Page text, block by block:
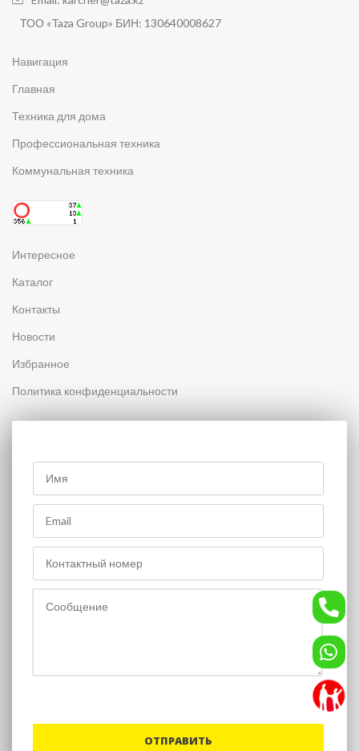
ТОО «Taza Group» БИН: 130640008627
Навигация
Главная
Техника для дома
Профессиональная техника
Коммунальная техника
Интересное
Каталог
Контакты
Новости
Избранное
Политика конфиденциальности